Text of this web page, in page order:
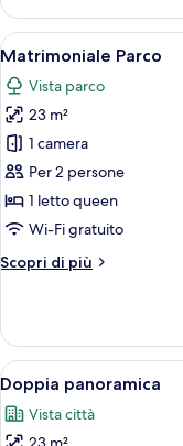
2
letti
singoli
Standard
con
letto
o
2
letti
singoli
Apri
tutte
le
foto
per
Matrimoniale
Parco
7
Matrimoniale Parco
Vista parco
23 m²
1 camera
Per 2 persone
1 letto queen
Wi-Fi gratuito
Scopri di più
Altri
Parco
Apri
tutte
le
8
Doppia panoramica
Vista città